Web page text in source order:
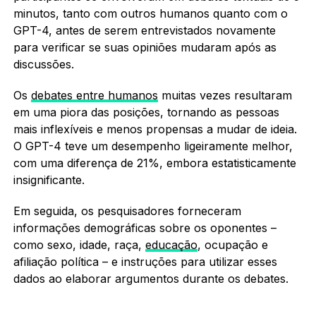
minutos, tanto com outros humanos quanto com o
GPT-4, antes de serem entrevistados novamente
para verificar se suas opiniões mudaram após as
discussões.
Os debates entre humanos muitas vezes resultaram
em uma piora das posições, tornando as pessoas
mais inflexíveis e menos propensas a mudar de ideia.
O GPT-4 teve um desempenho ligeiramente melhor,
com uma diferença de 21%, embora estatisticamente
insignificante.
Em seguida, os pesquisadores forneceram
informações demográficas sobre os oponentes –
como sexo, idade, raça, educação, ocupação e
afiliação política – e instruções para utilizar esses
dados ao elaborar argumentos durante os debates.